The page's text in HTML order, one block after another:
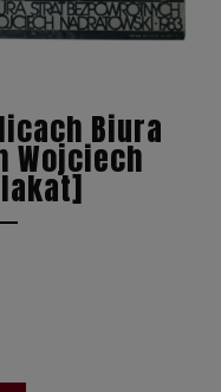
Biura
Wojciech